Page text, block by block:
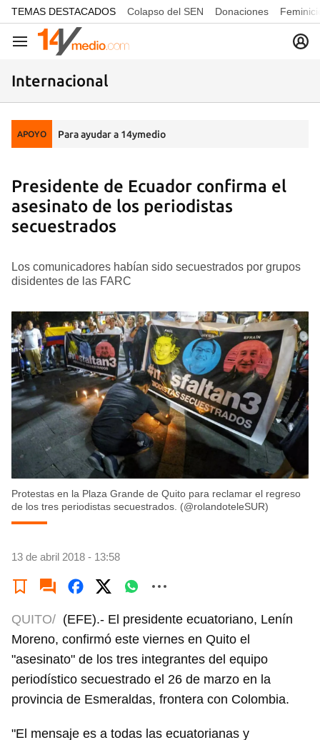
common.go-to-content
TEMAS DESTACADOS Colapso del SEN Donaciones
Navegación
Internacional
APOYO Para ayudar a 14ymedio
Presidente de Ecuador confirma el
asesinato de los periodistas
secuestrados
Los comunicadores habían sido secuestrados por grupos
disidentes de las FARC
Protestas en la Plaza Grande de Quito para reclamar el regreso
de los tres periodistas secuestrados. (@rolandoteleSUR)
13 de abril 2018 - 13:58
QUITO/ (EFE).- El presidente ecuatoriano, Lenín
Moreno, confirmó este viernes en Quito el
"asesinato" de los tres integrantes del equipo
periodístico secuestrado el 26 de marzo en la
provincia de Esmeraldas, frontera con Colombia.
"El mensaje es a todas las ecuatorianas y